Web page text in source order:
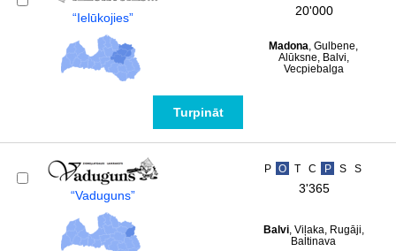
“Ielūkojies” 20'000
Madona, Gulbene,
Alūksne, Balvi,
Vecpiebalga
Turpināt
“Vaduguns”
P O T C P S S
3'365
Balvi, Viļaka, Rugāji,
Baltinava